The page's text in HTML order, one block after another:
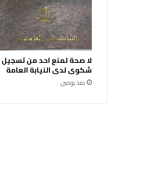
لا صحة لمنع احد من تسجيل
شكوى لدى النيابة العامة
منذ يومين